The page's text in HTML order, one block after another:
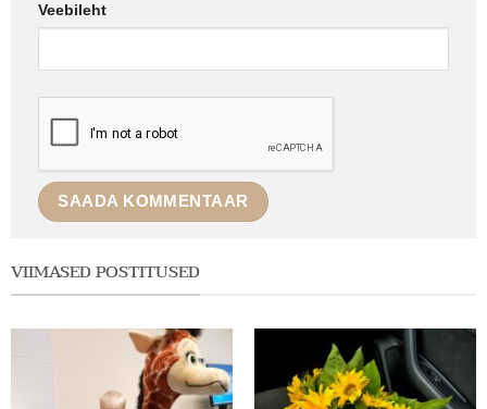
Veebileht
VIIMASED POSTITUSED